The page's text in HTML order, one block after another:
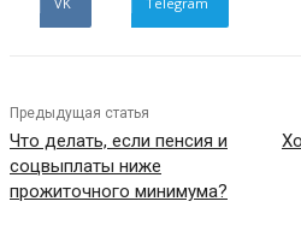
Предыдущая статья
Что делать, если пенсия и
соцвыплаты ниже
прожиточного минимума?